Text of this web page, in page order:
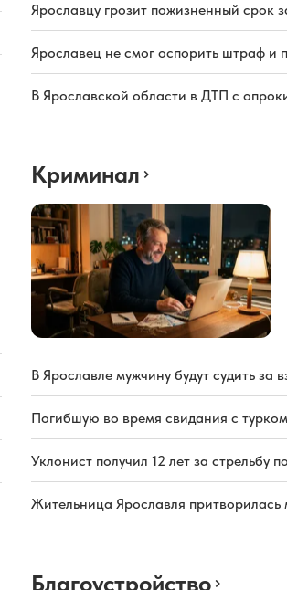
Ярославцу грозит пожизненный срок
Ярославец не смог оспорить штраф и
В Ярославской области в ДТП с
Криминал
В Ярославле мужчину будут судить за
Погибшую во время свидания с
Уклонист получил 12 лет за стрельбу
Жительница Ярославля
Благоустройство